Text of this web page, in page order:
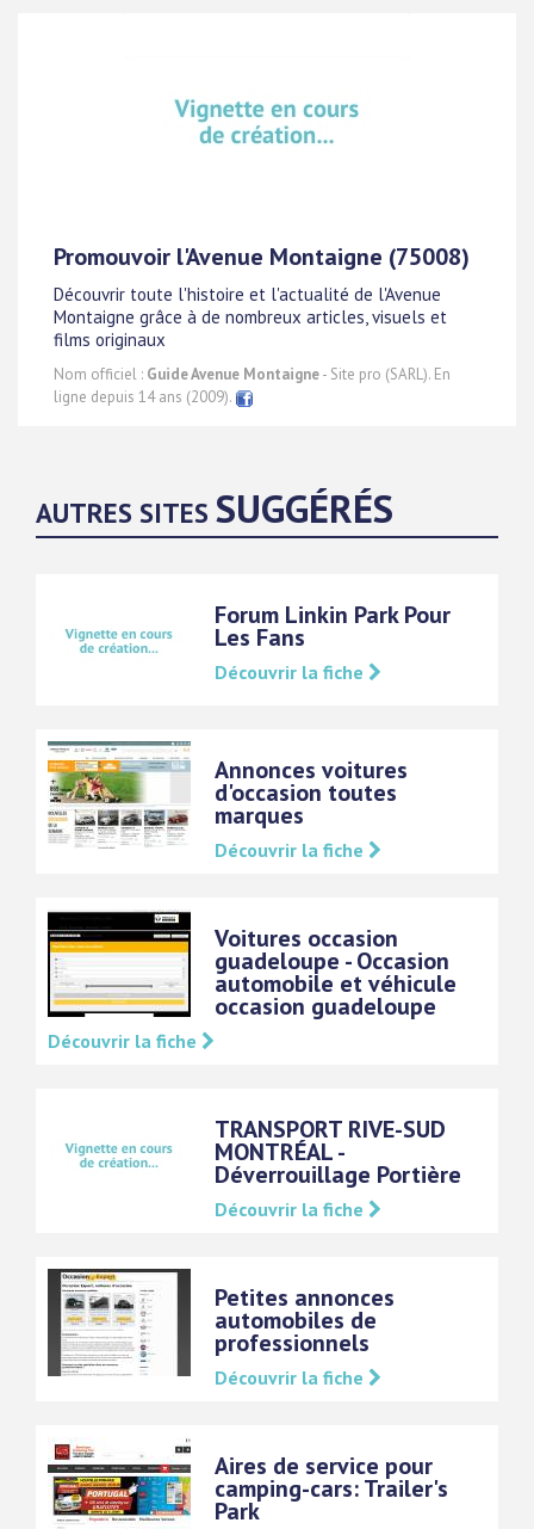
Promouvoir l'Avenue Montaigne (75008)
Découvrir toute l'histoire et l'actualité de l'Avenue
Montaigne grâce à de nombreux articles, visuels et
films originaux
Nom officiel : Guide Avenue Montaigne- Site pro (SARL). En
ligne depuis 14 ans (2009).
AUTRES SITES SUGGÉRÉS
Forum Linkin Park Pour
Les Fans
Découvrir la fiche
Annonces voitures
d'occasion toutes
marques
Découvrir la fiche
Voitures occasion
guadeloupe - Occasion
automobile et véhicule
occasion guadeloupe
Découvrir la fiche
TRANSPORT RIVE-SUD
MONTRÉAL -
Déverrouillage Portière
Découvrir la fiche
Petites annonces
automobiles de
professionnels
Découvrir la fiche
Aires de service pour
camping-cars: Trailer's
Park